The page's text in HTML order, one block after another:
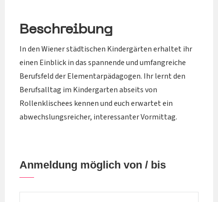
Beschreibung
In den Wiener städtischen Kindergärten erhaltet ihr
einen Einblick in das spannende und umfangreiche
Berufsfeld der Elementarpädagogen. Ihr lernt den
Berufsalltag im Kindergarten abseits von
Rollenklischees kennen und euch erwartet ein
abwechslungsreicher, interessanter Vormittag.
Anmeldung möglich von / bis